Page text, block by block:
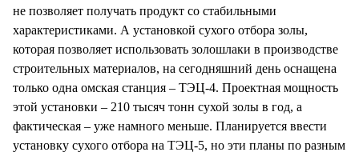
не позволяет получать продукт со стабильными
характеристиками. А установкой сухого отбора золы,
которая позволяет использовать золошлаки в производстве
строительных материалов, на сегодняшний день оснащена
только одна омская станция – ТЭЦ-4. Проектная мощность
этой установки – 210 тысяч тонн сухой золы в год, а
фактическая – уже намного меньше. Планируется ввести
установку сухого отбора на ТЭЦ-5, но эти планы по разным